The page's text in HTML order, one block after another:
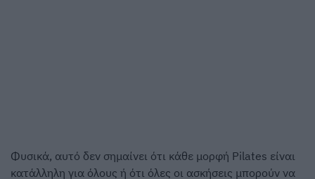
Φυσικά, αυτό δεν σημαίνει ότι κάθε μορφή Pilates είναι
κατάλληλη για όλους ή ότι όλες οι ασκήσεις μπορούν να